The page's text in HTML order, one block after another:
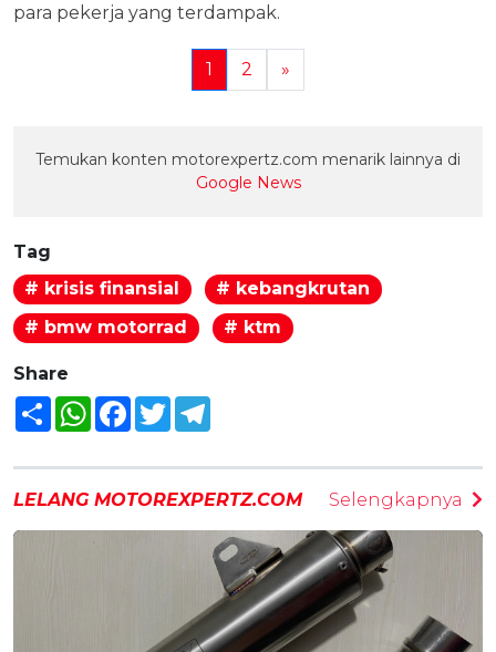
para pekerja yang terdampak.
1 2 »
Temukan konten motorexpertz.com menarik lainnya di
Google News
Tag
# krisis finansial
# kebangkrutan
# bmw motorrad
# ktm
Share
Share WhatsAppFacebook
Twitter
LELANG MOTOREXPERTZ.COM Selengkapnya